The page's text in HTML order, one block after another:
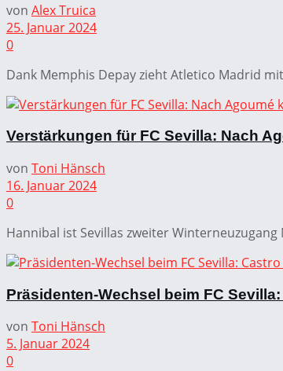
von Alex Truica
25. Januar 2024
0
Dank Memphis Depay zieht Atletico Madrid
Verstärkungen für FC Sevilla: Nach
von Toni Hänsch
16. Januar 2024
0
Hannibal ist Sevillas zweiter
Präsidenten-Wechsel beim FC
von Toni Hänsch
5. Januar 2024
0